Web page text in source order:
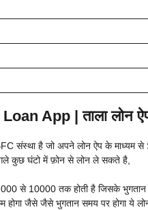
App | ताला लोन
संस्था है जो अपने लोन ऐप के माध्यम
कुछ घंटो में फ़ोन से लोन ले सकते है,
से 10000 तक होती है जिसके भुगतान के
जैसे जैसे भुगतान समय पर होगा ये लोन